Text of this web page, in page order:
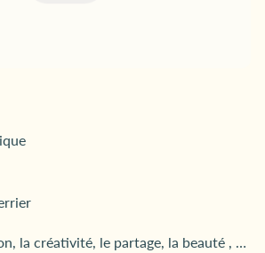
la créativité, le partage, la beauté , …